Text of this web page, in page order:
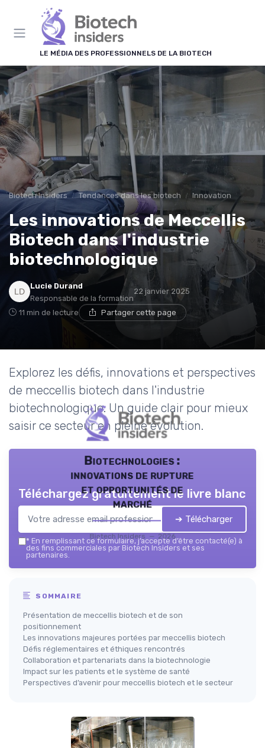
LE MÉDIA DES PROFESSIONNELS DE LA BIOTECH
Biotech Insiders Tendances dans les biotech Innovation
Les innovations de Meccellis
Biotech dans l'industrie
biotechnologique
Lucie Durand
Responsable de la formation
22 janvier 2025
11 min de lecture Partager cette page
Explorez les défis, innovations et perspectives
de meccellis biotech dans l'industrie
biotechnologique. Un guide clair pour mieux
saisir ce secteur en pleine évolution.
Biotechnologies :
innovations de rupture
et opportunités de
marché
Biotech Insiders — 2026
Téléchargez gratuitement le livre blanc
➔ Télécharger
* En remplissant ce formulaire, j’accepte d’être contacté(e) à
des fins commerciales par Biotech Insiders et ses
partenaires.
SOMMAIRE
Présentation de meccellis biotech et de son
positionnement
Les innovations majeures portées par meccellis biotech
Défis réglementaires et éthiques rencontrés
Collaboration et partenariats dans la biotechnologie
Impact sur les patients et le système de santé
Perspectives d’avenir pour meccellis biotech et le secteur
Panneau de gestion des cookies